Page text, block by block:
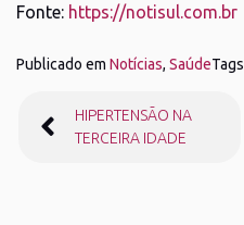
Fonte: https://notisul.com.br
Publicado em Notícias, SaúdeTags
de
HIPERTENSÃO NA
TERCEIRA IDADE